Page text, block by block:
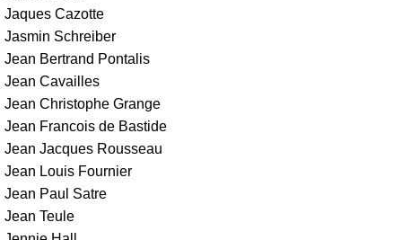
Jaques Cazotte
Jasmin Schreiber
Jean Bertrand Pontalis
Jean Cavailles
Jean Christophe Grange
Jean Francois de Bastide
Jean Jacques Rousseau
Jean Louis Fournier
Jean Paul Satre
Jean Teule